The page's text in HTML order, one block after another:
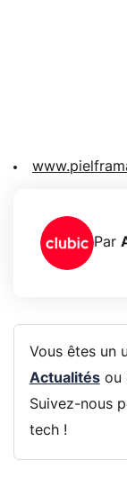
Par
Vous êtes un
Actualitésou
Suivez-nous
tech !